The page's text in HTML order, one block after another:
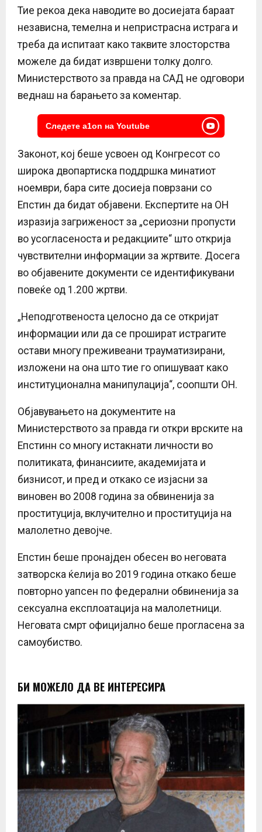
Тие рекоа дека наводите во досиејата бараат
независна, темелна и непристрасна истрага и
треба да испитаат како таквите злосторства
можеле да бидат извршени толку долго.
Министерството за правда на САД не одговори
веднаш на барањето за коментар.
Следете a1on на Youtube
Законот, кој беше усвоен од Конгресот со
широка двопартиска поддршка минатиот
ноември, бара сите досиеја поврзани со
Епстин да бидат објавени. Експертите на ОН
изразија загриженост за „сериозни пропусти
во усогласеноста и редакциите“ што открија
чувствителни информации за жртвите. Досега
во објавените документи се идентификувани
повеќе од 1.200 жртви.
„Неподготвеноста целосно да се откријат
информации или да се прошират истрагите
остави многу преживеани трауматизирани,
изложени на она што тие го опишуваат како
институционална манипулација“, соопшти ОН.
Објавувањето на документите на
Министерството за правда ги откри врските на
Епстинн со многу истакнати личности во
политиката, финансиите, академијата и
бизнисот, и пред и откако се изјасни за
виновен во 2008 година за обвиненија за
проституција, вклучително и проституција на
малолетно девојче.
Епстин беше пронајден обесен во неговата
затворска ќелија во 2019 година откако беше
повторно уапсен по федерални обвиненија за
сексуална експлоатација на малолетници.
Неговата смрт официјално беше прогласена за
самоубиство.
БИ МОЖЕЛО ДА ВЕ ИНТЕРЕСИРА